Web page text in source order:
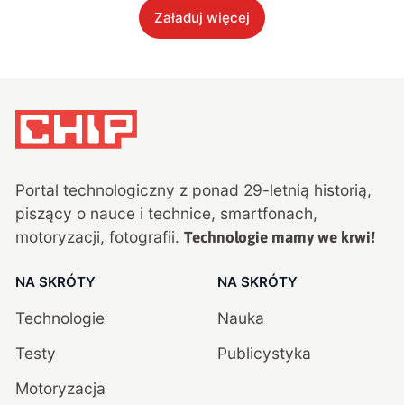
Załaduj więcej
Portal technologiczny z ponad 29-letnią historią,
piszący o nauce i technice, smartfonach,
motoryzacji, fotografii. Technologie mamy we krwi!
NA SKRÓTY
Technologie
Testy
Motoryzacja
NA SKRÓTY
Nauka
Publicystyka